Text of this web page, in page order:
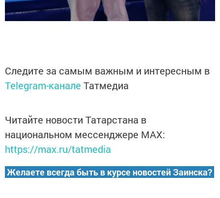
Следите за самым важным и интересным в
Telegram-канале Татмедиа
Читайте новости Татарстана в
национальном мессенджере MАХ:
https://max.ru/tatmedia
Желаете всегда быть в курсе новостей Заинска?